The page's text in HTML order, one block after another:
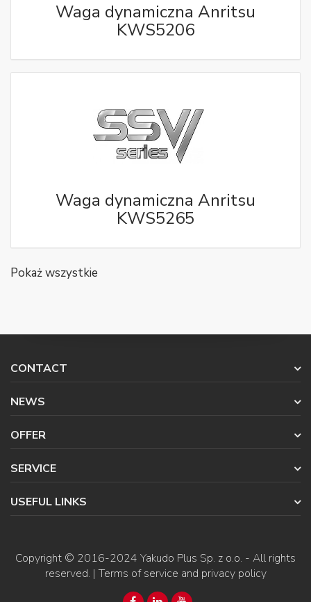
Waga dynamiczna Anritsu
KWS5206
Waga dynamiczna Anritsu
KWS5265
Pokaż wszystkie
CONTACT
NEWS
OFFER
SERVICE
USEFUL LINKS
Copyright © 2016-2024 Yakudo Plus Sp. z o.o. - All rights
reserved. |Terms of service and privacy policy